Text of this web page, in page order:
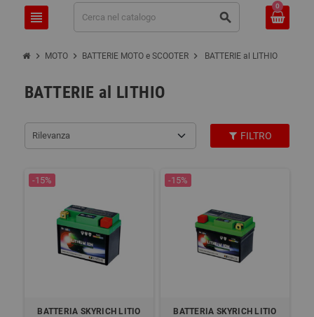
view_headline search
0
chevron_right MOTO chevron_right BATTERIE MOTO e SCOOTER chevron_right BATTERIE al LITHIO
BATTERIE al LITHIO
Rilevanza FILTRO
-15%
BATTERIA SKYRICH LITIO
-15%
BATTERIA SKYRICH LITIO